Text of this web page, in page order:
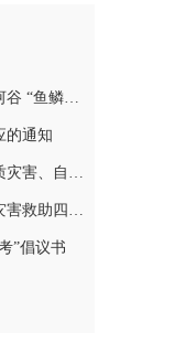
关于湄塘河综合治理项目黄罗湾河谷 “鱼鳞坝”区域不对外开放的公告
的通知
湖南省应急委同步提升防汛、地质灾害、自然灾害救助应急响应至三级
湖南启动防汛、地质灾害、自然灾害救助四级应急响应
”倡议书